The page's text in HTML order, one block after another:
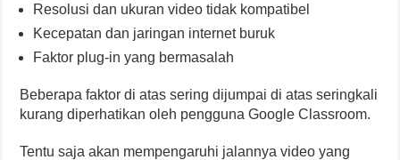
Resolusi dan ukuran video tidak kompatibel
Kecepatan dan jaringan internet buruk
Faktor plug-in yang bermasalah
Beberapa faktor di atas sering dijumpai di atas seringkali
kurang diperhatikan oleh pengguna Google Classroom.
Tentu saja akan mempengaruhi jalannya video yang